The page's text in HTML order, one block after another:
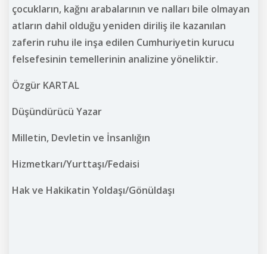
çocukların, kağnı arabalarının ve nalları bile olmayan
atların dahil olduğu yeniden diriliş ile kazanılan
zaferin ruhu ile inşa edilen Cumhuriyetin kurucu
felsefesinin temellerinin analizine yöneliktir.
Özgür KARTAL
Düşündürücü Yazar
Milletin, Devletin ve İnsanlığın
Hizmetkarı/Yurttaşı/Fedaisi
Hak ve Hakikatin Yoldaşı/Gönüldaşı